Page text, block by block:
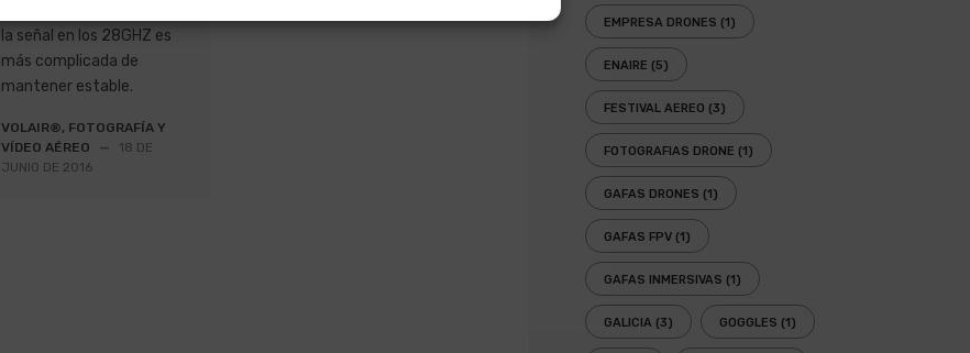
la señal en los 28GHZ es
más complicada de
mantener estable.
VOLAIR®, FOTOGRAFÍA Y
VÍDEO AÉREO
—
18 DE
JUNIO DE 2016
EMPRESA DRONES (1)
ENAIRE (5)
FESTIVAL AEREO (3)
FOTOGRAFIAS DRONE (1)
GAFAS DRONES (1)
GAFAS FPV (1)
GAFAS INMERSIVAS (1)
GALICIA (3) GOGGLES (1)